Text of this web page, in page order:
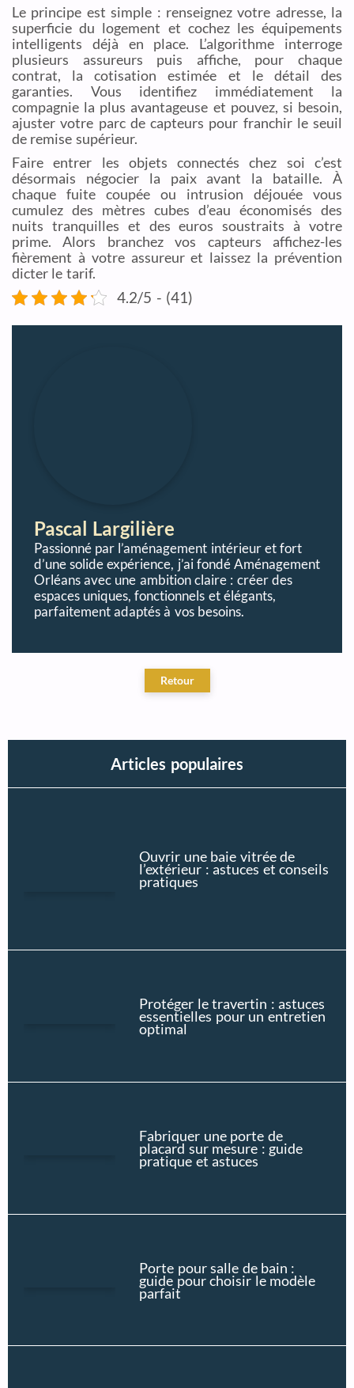
Le principe est simple : renseignez votre adresse, la
superficie du logement et cochez les équipements
intelligents déjà en place. L’algorithme interroge
plusieurs assureurs puis affiche, pour chaque
contrat, la cotisation estimée et le détail des
garanties. Vous identifiez immédiatement la
compagnie la plus avantageuse et pouvez, si besoin,
ajuster votre parc de capteurs pour franchir le seuil
de remise supérieur.
Faire entrer les objets connectés chez soi c’est
désormais négocier la paix avant la bataille. À
chaque fuite coupée ou intrusion déjouée vous
cumulez des mètres cubes d’eau économisés des
nuits tranquilles et des euros soustraits à votre
prime. Alors branchez vos capteurs affichez-les
fièrement à votre assureur et laissez la prévention
dicter le tarif.
4.2/5 - (41)
Pascal Largilière
Passionné par l’aménagement intérieur et fort
d’une solide expérience, j’ai fondé Aménagement
Orléans avec une ambition claire : créer des
espaces uniques, fonctionnels et élégants,
parfaitement adaptés à vos besoins.
Articles populaires
Ouvrir une baie vitrée de
l’extérieur : astuces et conseils
pratiques
Protéger le travertin : astuces
essentielles pour un entretien
optimal
Fabriquer une porte de
placard sur mesure : guide
pratique et astuces
Porte pour salle de bain :
guide pour choisir le modèle
parfait